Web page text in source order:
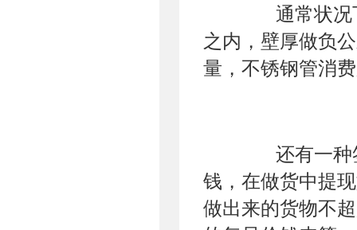
通常状况下
之内，壁厚做负
量，不锈钢管消
还有一种签
钱，在做货中提
做出来的货物不